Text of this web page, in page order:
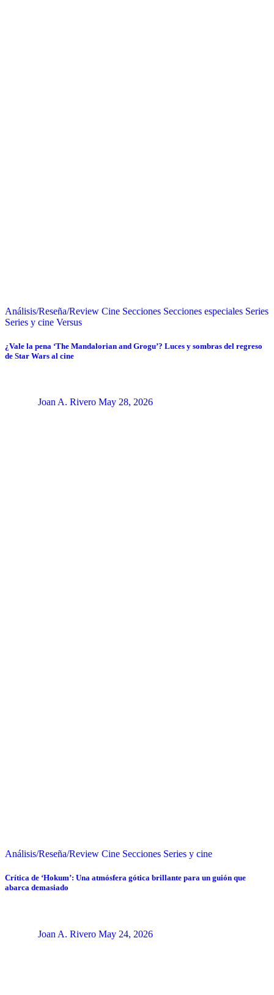
Análisis/Reseña/Review Cine Secciones Secciones especiales Series
Series y cine Versus
¿Vale la pena ‘The Mandalorian and Grogu’? Luces y sombras del regreso
de Star Wars al cine
Joan A. Rivero May 28, 2026
Análisis/Reseña/Review Cine Secciones Series y cine
Crítica de ‘Hokum’: Una atmósfera gótica brillante para un guión que
abarca demasiado
Joan A. Rivero May 24, 2026